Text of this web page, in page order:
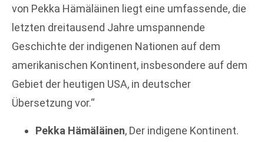
von Pekka Hämäläinen liegt eine umfassende, die
letzten dreitausend Jahre umspannende
Geschichte der indigenen Nationen auf dem
amerikanischen Kontinent, insbesondere auf dem
Gebiet der heutigen USA, in deutscher
Übersetzung vor.“
Pekka Hämäläinen, Der indigene Kontinent.